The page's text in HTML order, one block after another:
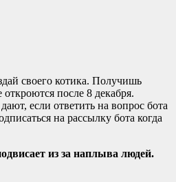
своего котика. Получишь
после 8 декабря.
если ответить на вопрос бота
на рассылку бота когда
из за наплыва людей.